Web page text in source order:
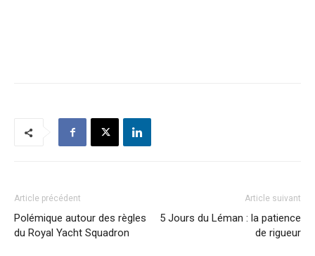
Article précédent
Polémique autour des règles
du Royal Yacht Squadron
Article suivant
5 Jours du Léman : la patience
de rigueur